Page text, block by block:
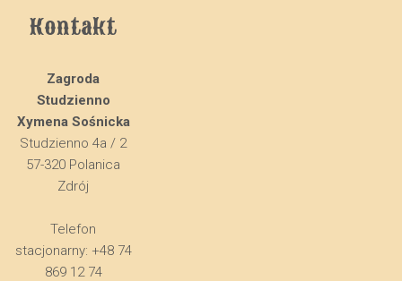
Kontakt
Zagroda
Studzienno
Xymena Sośnicka
Studzienno 4a / 2
57-320 Polanica
Zdrój
Telefon
stacjonarny: +48 74
869 12 74